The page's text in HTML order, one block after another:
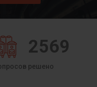
2569
решено